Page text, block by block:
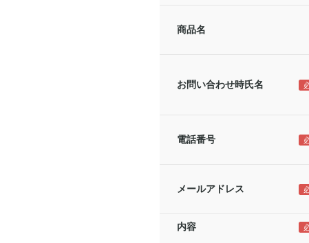
商品名
お問い合わせ時氏名
電話番号
メールアドレス
内容